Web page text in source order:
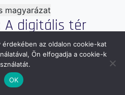
magyarázat
A digitális tér
sikeréhez
folyamatosan változó
weboldal verseng a
a láthatóság a
az oldalon cookie-kat
Ön elfogadja a cookie-k
OK